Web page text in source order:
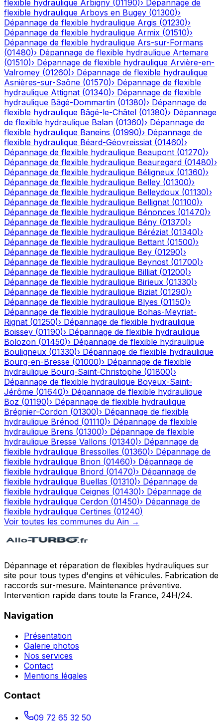
flexible hydraulique Arbigny (01190)› Dépannage de
flexible hydraulique Arboys en Bugey (01300)›
Dépannage de flexible hydraulique Argis (01230)›
Dépannage de flexible hydraulique Armix (01510)›
Dépannage de flexible hydraulique Ars-sur-Formans
(01480)› Dépannage de flexible hydraulique Artemare
(01510)› Dépannage de flexible hydraulique Arvière-en-
Valromey (01260)› Dépannage de flexible hydraulique
Asnières-sur-Saône (01570)› Dépannage de flexible
hydraulique Attignat (01340)› Dépannage de flexible
hydraulique Bâgé-Dommartin (01380)› Dépannage de
flexible hydraulique Bâgé-le-Châtel (01380)› Dépannage
de flexible hydraulique Balan (01360)› Dépannage de
flexible hydraulique Baneins (01990)› Dépannage de
flexible hydraulique Béard-Géovreissiat (01460)›
Dépannage de flexible hydraulique Beaupont (01270)›
Dépannage de flexible hydraulique Beauregard (01480)›
Dépannage de flexible hydraulique Béligneux (01360)›
Dépannage de flexible hydraulique Belley (01300)›
Dépannage de flexible hydraulique Belleydoux (01130)›
Dépannage de flexible hydraulique Bellignat (01100)›
Dépannage de flexible hydraulique Bénonces (01470)›
Dépannage de flexible hydraulique Bény (01370)›
Dépannage de flexible hydraulique Béréziat (01340)›
Dépannage de flexible hydraulique Bettant (01500)›
Dépannage de flexible hydraulique Bey (01290)›
Dépannage de flexible hydraulique Beynost (01700)›
Dépannage de flexible hydraulique Billiat (01200)›
Dépannage de flexible hydraulique Birieux (01330)›
Dépannage de flexible hydraulique Biziat (01290)›
Dépannage de flexible hydraulique Blyes (01150)›
Dépannage de flexible hydraulique Bohas-Meyriat-
Rignat (01250)› Dépannage de flexible hydraulique
Boissey (01190)› Dépannage de flexible hydraulique
Bolozon (01450)› Dépannage de flexible hydraulique
Bouligneux (01330)› Dépannage de flexible hydraulique
Bourg-en-Bresse (01000)› Dépannage de flexible
hydraulique Bourg-Saint-Christophe (01800)›
Dépannage de flexible hydraulique Boyeux-Saint-
Jérôme (01640)› Dépannage de flexible hydraulique
Boz (01190)› Dépannage de flexible hydraulique
Brégnier-Cordon (01300)› Dépannage de flexible
hydraulique Brénod (01110)› Dépannage de flexible
hydraulique Brens (01300)› Dépannage de flexible
hydraulique Bresse Vallons (01340)› Dépannage de
flexible hydraulique Bressolles (01360)› Dépannage de
flexible hydraulique Brion (01460)› Dépannage de
flexible hydraulique Briord (01470)› Dépannage de
flexible hydraulique Buellas (01310)› Dépannage de
flexible hydraulique Ceignes (01430)› Dépannage de
flexible hydraulique Cerdon (01450)› Dépannage de
flexible hydraulique Certines (01240)
Voir toutes les communes du Ain →
Dépannage et réparation de flexibles hydrauliques sur
site pour tous types d'engins et véhicules. Fabrication de
raccords sur-mesure. Maintenance préventive.
Intervention rapide dans toute la France, 24H/24.
Navigation
Présentation
Galerie photos
Nos services
Contact
Mentions légales
Contact
09 72 65 32 50